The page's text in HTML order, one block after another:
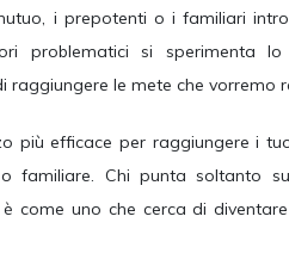
i prepotenti o i familiari
problematici si sperimenta
raggiungere le mete che vorremo
più efficace per raggiungere i
familiare. Chi punta soltanto
come uno che cerca di